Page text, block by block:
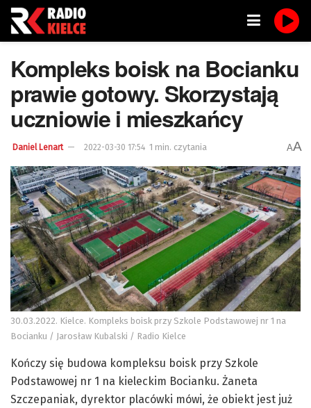
Kompleks boisk na Bocianku
prawie gotowy. Skorzystają
uczniowie i mieszkańcy
Daniel Lenart 2022-03-30 17:54 1 min. czytania AA
30.03.2022. Kielce. Kompleks boisk przy Szkole Podstawowej nr 1 na
Bocianku / Jarosław Kubalski / Radio Kielce
Kończy się budowa kompleksu boisk przy Szkole
Podstawowej nr 1 na kieleckim Bocianku. Żaneta
Szczepaniak, dyrektor placówki mówi, że obiekt jest już